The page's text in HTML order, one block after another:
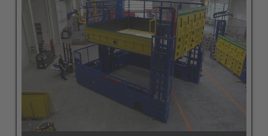
Österreich
Deutsch
Polska
Türkçe